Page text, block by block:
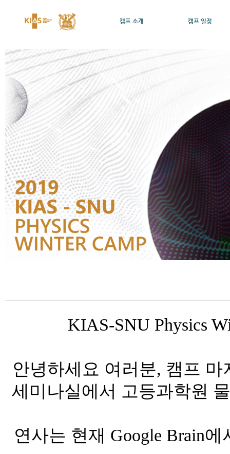
캠프 소개 캠프 일정
KIAS-SNU Physics
안녕하세요 여러분, 캠프 마
세미나실에서 고등과학원
연사는 현재 Google Brain